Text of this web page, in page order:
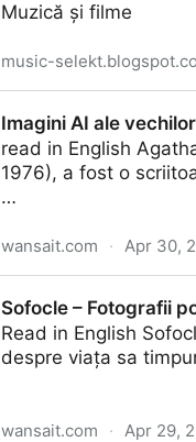
Muzică și filme
music-
Imagini AI ale
read in English
1976), a fost o
…
wansait.com · Apr 30,
Sofocle – Fotografii
Read in English
despre viața sa
wansait.com · Apr 29,